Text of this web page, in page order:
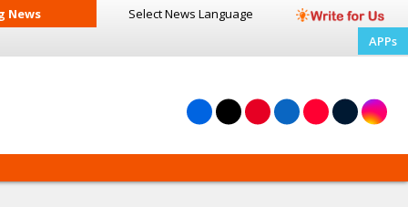
News Select News Language
APPs